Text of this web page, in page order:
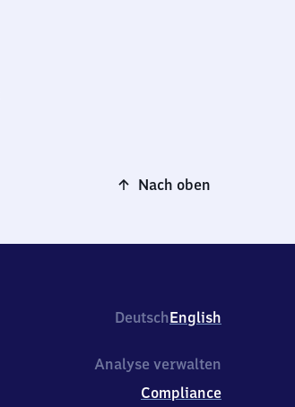
Nach oben
DeutschEnglish
Analyse verwalten
Compliance